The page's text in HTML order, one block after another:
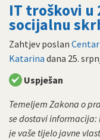
IT troškovi u
socijalnu
Zahtjev poslan
Katarina dana 25.
Uspješan
Temeljem Zakona o
se dostavi informacija:
je vaše tijelo javne